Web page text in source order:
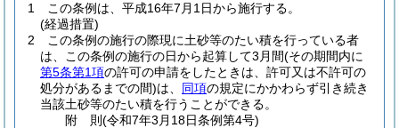
1
この条例は、平成16年7月1日から施行する。
(経過措置)
2
この条例の施行の際現に土砂等のたい積を行っている者
は、この条例の施行の日から起算して3月間(その期間内に
第5条第1項の許可の申請をしたときは、許可又は不許可の
処分があるまでの間)は、 同項の規定にかかわらず引き続き
当該土砂等のたい積を行うことができる。
附 則(令和7年3月18日条例第4号)